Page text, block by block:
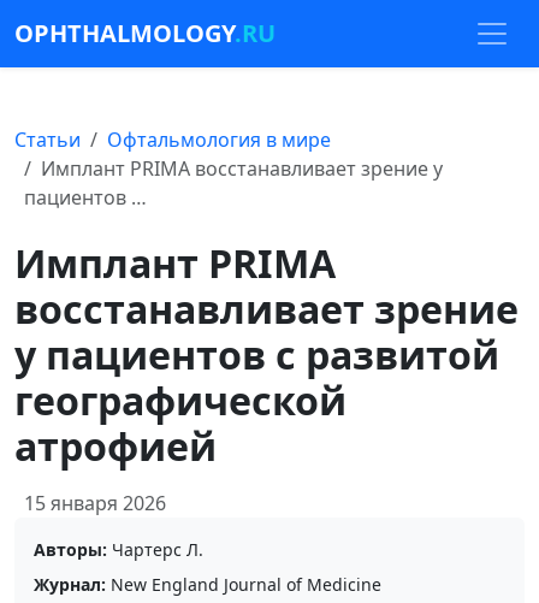
OPHTHALMOLOGY.RU
Статьи
Офтальмология в мире
Имплант PRIMA восстанавливает зрение у
пациентов …
Имплант PRIMA
восстанавливает зрение
у пациентов с развитой
географической
атрофией
15 января 2026
Авторы: Чартерс Л.
Журнал: New England Journal of Medicine